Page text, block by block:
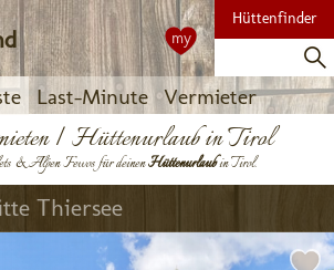
Last-Minute Vermieter
Hüttenfinder
my
| Hüttenurlaub in Tirol
& Alpen Fewos für deinenHüttenurlaubin Tirol.
Thiersee